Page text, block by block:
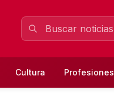
Cultura Profesiones